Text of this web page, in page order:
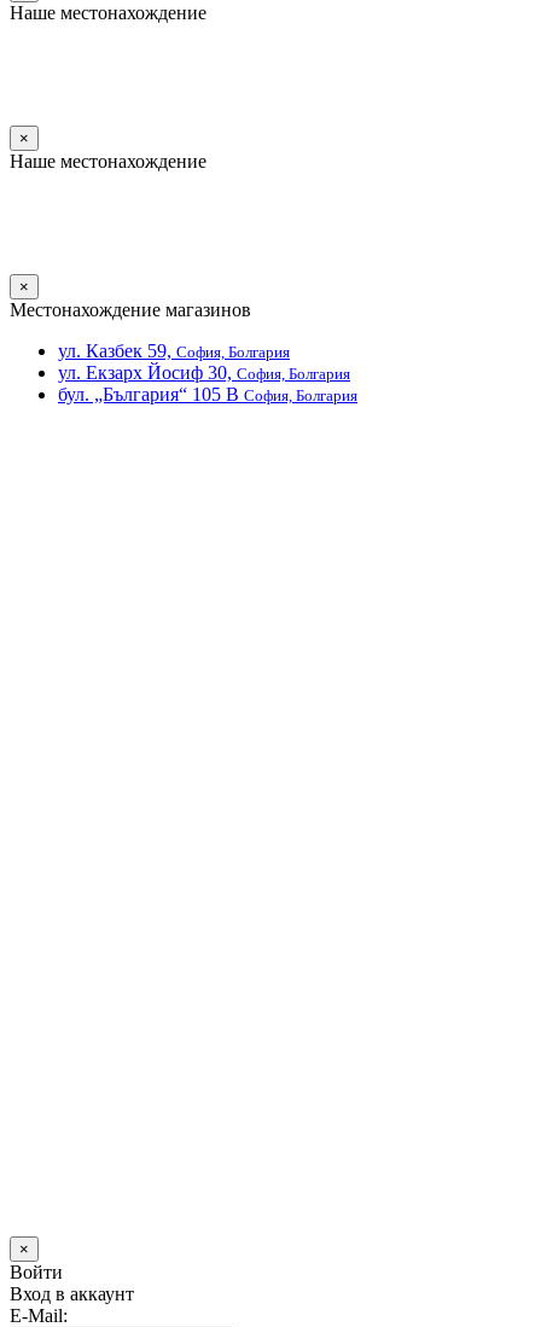
Наше местонахождение
×
Наше местонахождение
×
Местонахождение магазинов
ул. Казбек 59, София, Болгария
ул. Екзарх Йосиф 30, София, Болгария
бул. „България“ 105 В София, Болгария
×
Войти
Вход в аккаунт
E-Mail: